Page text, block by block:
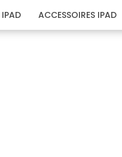
IPAD ACCESSOIRES IPAD